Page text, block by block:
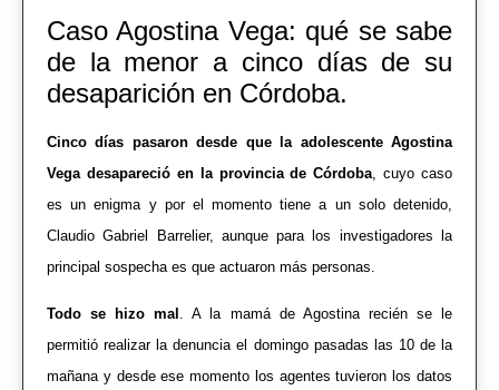
Caso Agostina Vega: qué se sabe
de la menor a cinco días de su
desaparición en Córdoba.
Cinco días pasaron desde que la adolescente Agostina
Vega desapareció en la provincia de Córdoba, cuyo caso
es un enigma y por el momento tiene a un solo detenido,
Claudio Gabriel Barrelier, aunque para los investigadores la
principal sospecha es que actuaron más personas.
Todo se hizo mal . A la mamá de Agostina recién se le
permitió realizar la denuncia el domingo pasadas las 10 de la
mañana y desde ese momento los agentes tuvieron los datos